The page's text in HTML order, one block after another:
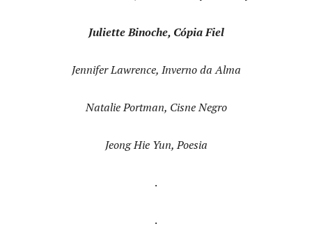
Juliette Binoche, Cópia Fiel
Jennifer Lawrence, Inverno da Alma
Natalie Portman, Cisne Negro
Jeong Hie Yun, Poesia
.
.